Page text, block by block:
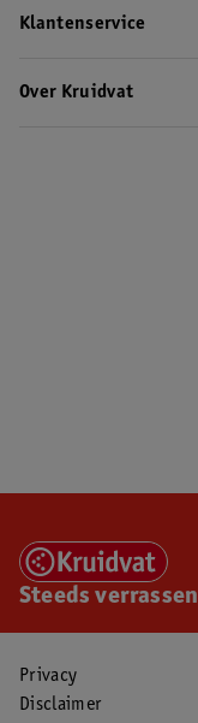
Klantenservice
Over Kruidvat
Steeds
Privacy
Disclaimer